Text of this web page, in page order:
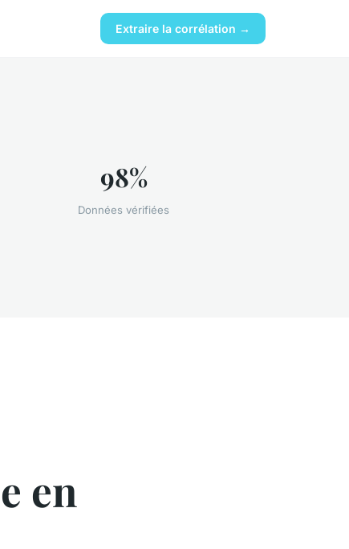
Extraire la corrélation →
98%
Données vérifiées
en